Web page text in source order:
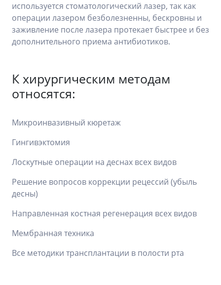
используется стоматологический лазер, так как
операции лазером безболезненны, бескровны и
заживление после лазера протекает быстрее и без
дополнительного приема антибиотиков.
К хирургическим методам
относятся:
Микроинвазивный кюретаж
Гингивэктомия
Лоскутные операции на деснах всех видов
Решение вопросов коррекции рецессий (убыль
десны)
Направленная костная регенерация всех видов
Мембранная техника
Все методики трансплантации в полости рта